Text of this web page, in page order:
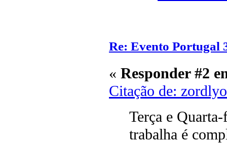
Re: Evento Portugal
« Responder #2
Citação de:
Terça e
trabalha é